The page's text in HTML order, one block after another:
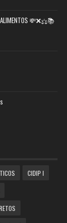
💸❌⚖️📚
CIDIP I